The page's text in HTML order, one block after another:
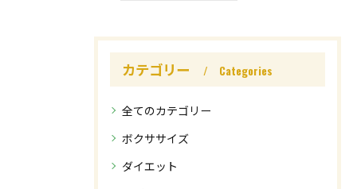
カテゴリー Categories
全てのカテゴリー
ボクササイズ
ダイエット